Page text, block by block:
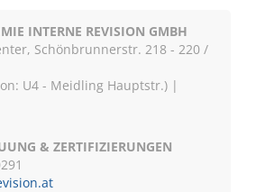
INTERNE REVISION GMBH
Schönbrunnerstr. 218 - 220 /
U4 - Meidling Hauptstr.) |
& ZERTIFIZIERUNGEN